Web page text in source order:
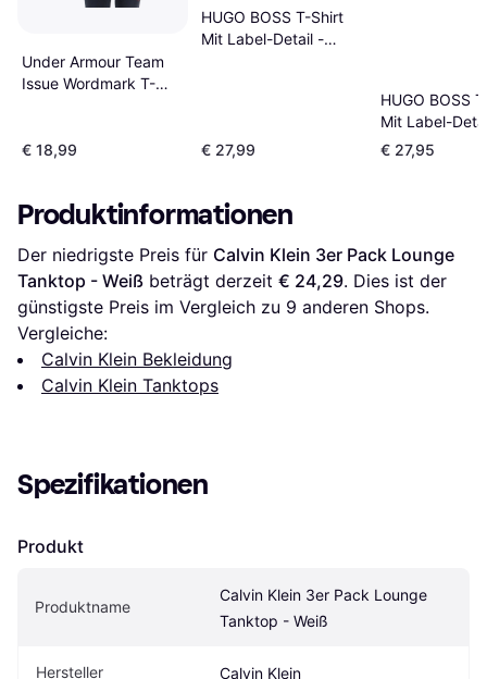
Under Armour Team
Issue Wordmark T-
€ 18,99
HUGO BOSS T-Shirt
Mit Label-Detail -
€ 27,99
HUGO BOSS
Mit Label-
Weiß
€ 27,95
Produktinformationen
Der niedrigste Preis für Calvin Klein 3er Pack Lounge
Tanktop - Weiß beträgt derzeit € 24,29. Dies ist der
günstigste Preis im Vergleich zu 9 anderen Shops.
Vergleiche:
Calvin Klein Bekleidung
Calvin Klein Tanktops
Spezifikationen
Produkt
Produktname
Calvin Klein 3er Pack Lounge
Tanktop - Weiß
Hersteller Calvin Klein